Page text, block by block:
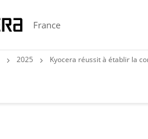
France
2025 Kyocera réussit à établir la